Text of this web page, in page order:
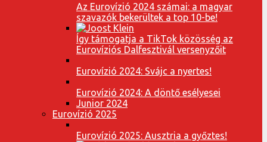
Az Eurovízió 2024 számai: a magyar
szavazók bekerültek a top 10-be!
Így támogatja a TikTok közösség az
Eurovíziós Dalfesztivál versenyzőit
Eurovízió 2024: Svájc a nyertes!
Eurovízió 2024: A döntő esélyesei
Junior 2024
Eurovízió 2025
Eurovízió 2025: Ausztria a győztes!